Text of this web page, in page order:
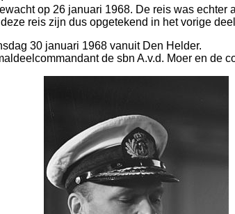
op 26 januari 1968. De reis was echter
reis zijn dus opgetekend in het vorige
30 januari 1968 vanuit Den Helder.
de sbn A.v.d. Moer en de